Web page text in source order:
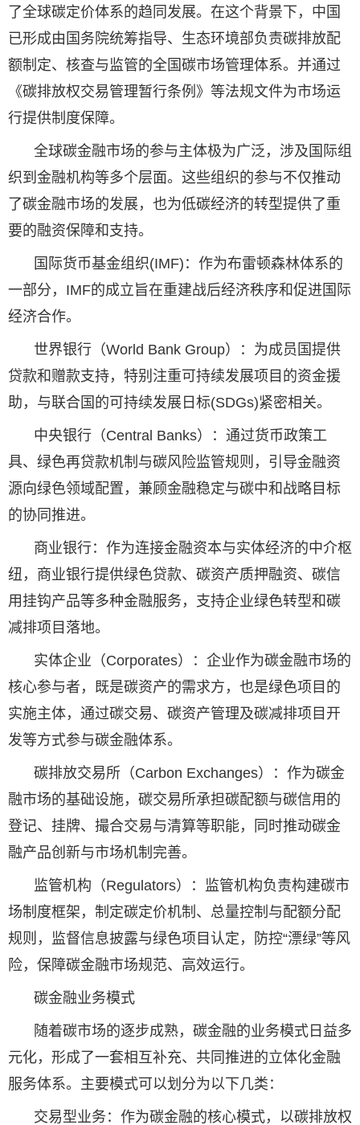
了全球碳定价体系的趋同发展。在这个背景下，中国
已形成由国务院统筹指导、生态环境部负责碳排放配
额制定、核查与监管的全国碳市场管理体系。并通过
《碳排放权交易管理暂行条例》等法规文件为市场运
行提供制度保障。
全球碳金融市场的参与主体极为广泛，涉及国际组
织到金融机构等多个层面。这些组织的参与不仅推动
了碳金融市场的发展，也为低碳经济的转型提供了重
要的融资保障和支持。
国际货币基金组织(IMF)：作为布雷顿森林体系的
一部分，IMF的成立旨在重建战后经济秩序和促进国际
经济合作。
世界银行（World Bank Group）：为成员国提供
贷款和赠款支持，特别注重可持续发展项目的资金援
助，与联合国的可持续发展日标(SDGs)紧密相关。
中央银行（Central Banks）：通过货币政策工
具、绿色再贷款机制与碳风险监管规则，引导金融资
源向绿色领域配置，兼顾金融稳定与碳中和战略目标
的协同推进。
商业银行：作为连接金融资本与实体经济的中介枢
纽，商业银行提供绿色贷款、碳资产质押融资、碳信
用挂钩产品等多种金融服务，支持企业绿色转型和碳
减排项目落地。
实体企业（Corporates）：企业作为碳金融市场的
核心参与者，既是碳资产的需求方，也是绿色项目的
实施主体，通过碳交易、碳资产管理及碳减排项目开
发等方式参与碳金融体系。
碳排放交易所（Carbon Exchanges）：作为碳金
融市场的基础设施，碳交易所承担碳配额与碳信用的
登记、挂牌、撮合交易与清算等职能，同时推动碳金
融产品创新与市场机制完善。
监管机构（Regulators）：监管机构负责构建碳市
场制度框架，制定碳定价机制、总量控制与配额分配
规则，监督信息披露与绿色项目认定，防控“漂绿”等风
险，保障碳金融市场规范、高效运行。
碳金融业务模式
随着碳市场的逐步成熟，碳金融的业务模式日益多
元化，形成了一套相互补充、共同推进的立体化金融
服务体系。主要模式可以划分为以下几类：
交易型业务：作为碳金融的核心模式，以碳排放权